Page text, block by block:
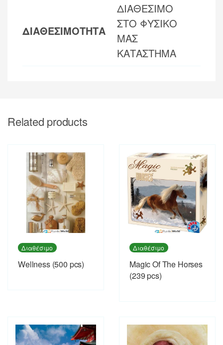
ΔΙΑΘΕΣΙΜΟΤΗΤΑ
ΔΙΑΘΕΣΙΜΟ
ΣΤΟ ΦΥΣΙΚΟ
ΜΑΣ
ΚΑΤΑΣΤΗΜΑ
Related products
Διαθέσιμο
Wellness (500 pcs)
Διαθέσιμο
Magic Of The Horses
(239 pcs)